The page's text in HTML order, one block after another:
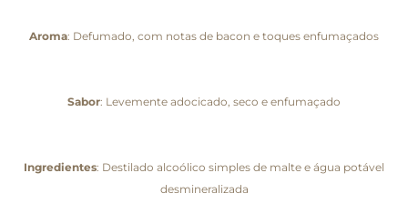
Aroma: Defumado, com notas de bacon e toques enfumaçados
Sabor: Levemente adocicado, seco e enfumaçado
Ingredientes: Destilado alcoólico simples de malte e água potável
desmineralizada